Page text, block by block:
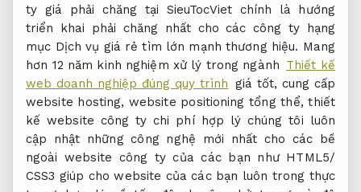
ty giá phải chăng tại SieuTocViet chính là hướng
triển khai phải chăng nhất cho các công ty hạng
mục Dịch vụ giá rẻ tìm lớn mạnh thương hiệu. Mang
hơn 12 năm kinh nghiệm xử lý trong ngành Thiết kế
web doanh nghiệp đúng quy trình giá tốt, cung cấp
website hosting, website positioning tổng thể, thiết
kế website công ty chi phí hợp lý chúng tôi luôn
cập nhật những công nghệ mới nhất cho các bề
ngoài website công ty của các bạn như HTML5/
CSS3 giúp cho website của các bạn luôn trong thực